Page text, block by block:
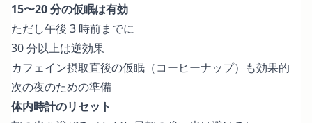
15〜20 分の仮眠は有効
ただし午後 3 時前までに
30 分以上は逆効果
カフェイン摂取直後の仮眠（コーヒーナップ）も効果的
次の夜のための準備
体内時計のリセット